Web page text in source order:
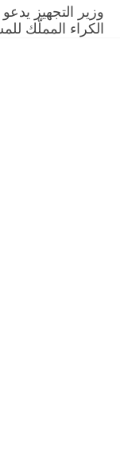
وزير التجهيز
الكراء المملّك